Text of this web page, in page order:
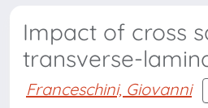
Impact of cross
transverse-
Franceschini, Giovanni